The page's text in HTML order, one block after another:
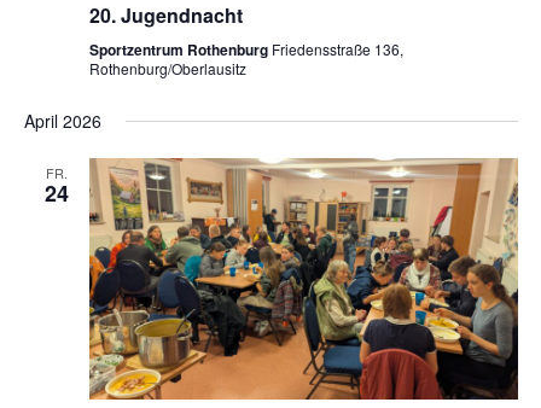
20. Jugendnacht
Sportzentrum Rothenburg Friedensstraße 136,
Rothenburg/Oberlausitz
April 2026
FR.
24